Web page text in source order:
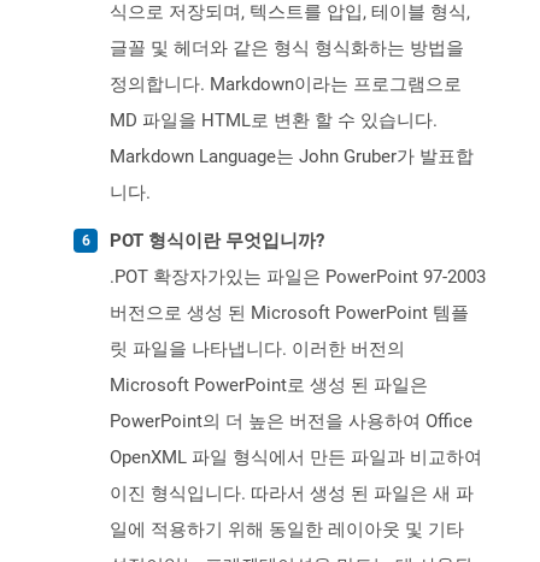
식으로 저장되며, 텍스트를 압입, 테이블 형식,
글꼴 및 헤더와 같은 형식 형식화하는 방법을
정의합니다. Markdown이라는 프로그램으로
MD 파일을 HTML로 변환 할 수 있습니다.
Markdown Language는 John Gruber가 발표합
니다.
POT 형식이란 무엇입니까?
.POT 확장자가있는 파일은 PowerPoint 97-2003
버전으로 생성 된 Microsoft PowerPoint 템플
릿 파일을 나타냅니다. 이러한 버전의
Microsoft PowerPoint로 생성 된 파일은
PowerPoint의 더 높은 버전을 사용하여 Office
OpenXML 파일 형식에서 만든 파일과 비교하여
이진 형식입니다. 따라서 생성 된 파일은 새 파
일에 적용하기 위해 동일한 레이아웃 및 기타